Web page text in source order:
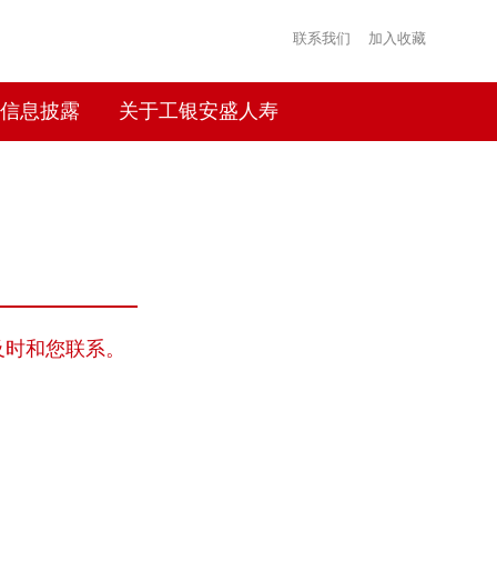
联系我们 加入收藏
息披露 关于工银安盛人寿
和您联系。